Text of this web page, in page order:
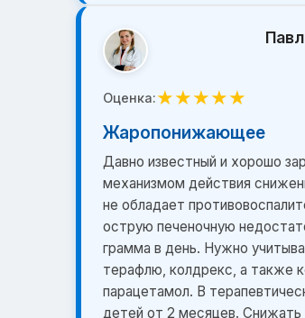
Оценка:★★★★★
Жаропонижающее
Давно известный и хорошо
механизмом действия
не обладает
острую печеночную
грамма в день. Нужно
терафлю, колдрекс, а также
парацетамол. В
детей от 2 месяцев. Снижать